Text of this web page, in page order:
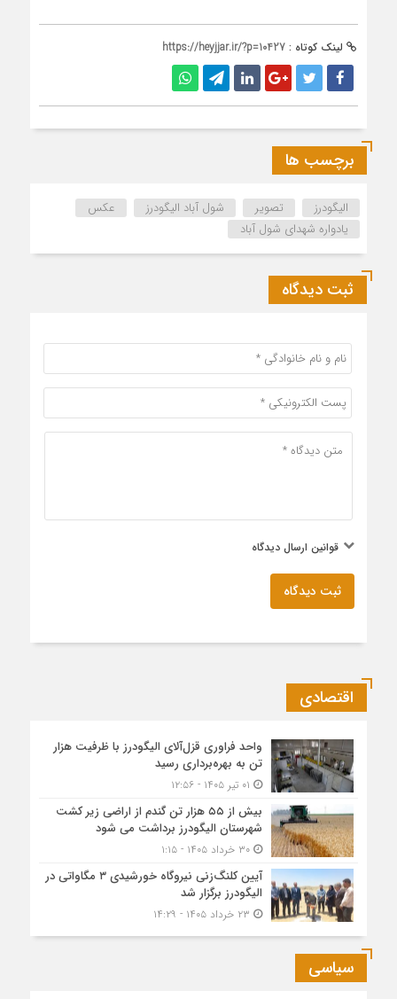
لینک کوتاه : https://heyjjar.ir/?p=10427
برچسب ها
الیگودرز تصویر شول آباد الیگودرز
عکس
یادواره شهدای شول آباد
ثبت دیدگاه
قوانین ارسال دیدگاه
ثبت دیدگاه
اقتصادی
واحد فراوری قزل‌آلای الیگودرز با ظرفیت هزار
تن به بهره‌برداری رسید
بیش از ۵۵ هزار تن گندم از اراضی زیر کشت
شهرستان الیگودرز برداشت می شود
۳۰ خرداد ۱۴۰۵ - ۱:۱۵
آیین کلنگ‌زنی نیروگاه خورشیدی ۳ مگاواتی در
الیگودرز برگزار شد
سیاسی